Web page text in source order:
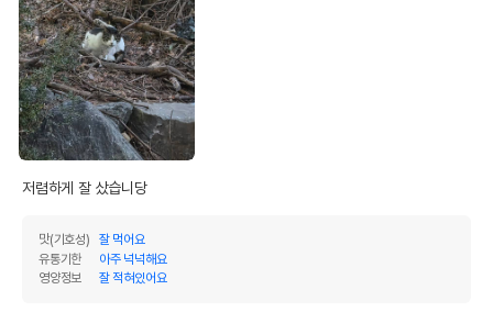
저렴하게 잘 샀습니당
맛(기호성)
잘 먹어요
유통기한
아주 넉넉해요
영양정보
잘 적혀있어요